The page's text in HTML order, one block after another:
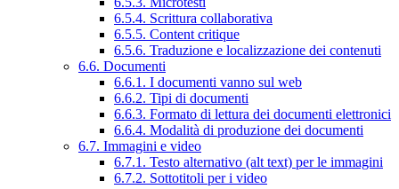
6.5.4. Scrittura collaborativa
6.5.5. Content critique
6.5.6. Traduzione e localizzazione dei contenuti
6.6. Documenti
6.6.1. I documenti vanno sul web
6.6.2. Tipi di documenti
6.6.3. Formato di lettura dei documenti elettronici
6.6.4. Modalità di produzione dei documenti
6.7. Immagini e video
6.7.1. Testo alternativo (alt text) per le immagini
6.7.2. Sottotitoli per i video